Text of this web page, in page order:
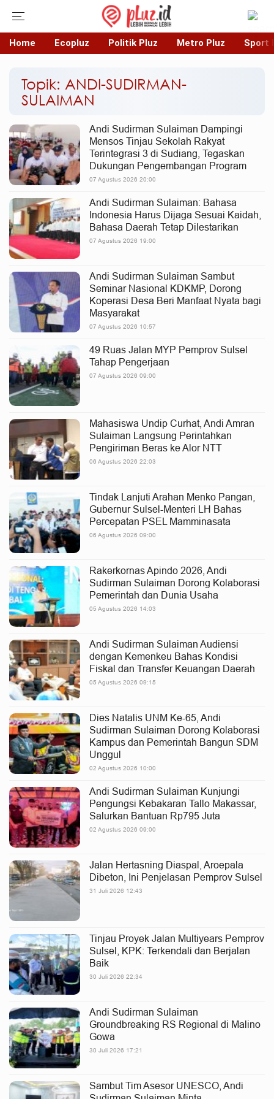
Home Ecopluz Politik Pluz Metro Pluz Sport
Topik: ANDI-SUDIRMAN-
SULAIMAN
Andi Sudirman Sulaiman Dampingi
Mensos Tinjau Sekolah Rakyat
Terintegrasi 3 di Sudiang, Tegaskan
Dukungan Pengembangan Program
07 Agustus 2026 20:00
Andi Sudirman Sulaiman: Bahasa
Indonesia Harus Dijaga Sesuai Kaidah,
Bahasa Daerah Tetap Dilestarikan
07 Agustus 2026 19:00
Andi Sudirman Sulaiman Sambut
Seminar Nasional KDKMP, Dorong
Koperasi Desa Beri Manfaat Nyata bagi
Masyarakat
07 Agustus 2026 10:57
49 Ruas Jalan MYP Pemprov Sulsel
Tahap Pengerjaan
07 Agustus 2026 09:00
Mahasiswa Undip Curhat, Andi Amran
Sulaiman Langsung Perintahkan
Pengiriman Beras ke Alor NTT
06 Agustus 2026 22:03
Tindak Lanjuti Arahan Menko Pangan,
Gubernur Sulsel-Menteri LH Bahas
Percepatan PSEL Mamminasata
06 Agustus 2026 09:00
Rakerkornas Apindo 2026, Andi
Sudirman Sulaiman Dorong Kolaborasi
Pemerintah dan Dunia Usaha
05 Agustus 2026 14:03
Andi Sudirman Sulaiman Audiensi
dengan Kemenkeu Bahas Kondisi
Fiskal dan Transfer Keuangan Daerah
05 Agustus 2026 09:15
Dies Natalis UNM Ke-65, Andi
Sudirman Sulaiman Dorong Kolaborasi
Kampus dan Pemerintah Bangun SDM
Unggul
02 Agustus 2026 10:00
Andi Sudirman Sulaiman Kunjungi
Pengungsi Kebakaran Tallo Makassar,
Salurkan Bantuan Rp795 Juta
02 Agustus 2026 09:00
Jalan Hertasning Diaspal, Aroepala
Dibeton, Ini Penjelasan Pemprov Sulsel
31 Juli 2026 12:43
Tinjau Proyek Jalan Multiyears Pemprov
Sulsel, KPK: Terkendali dan Berjalan
Baik
30 Juli 2026 22:34
Andi Sudirman Sulaiman
Groundbreaking RS Regional di Malino
Gowa
30 Juli 2026 17:21
Sambut Tim Asesor UNESCO, Andi